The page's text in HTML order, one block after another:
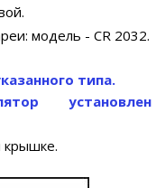
модель - CR 2032.
типа.
установлен
крышке.